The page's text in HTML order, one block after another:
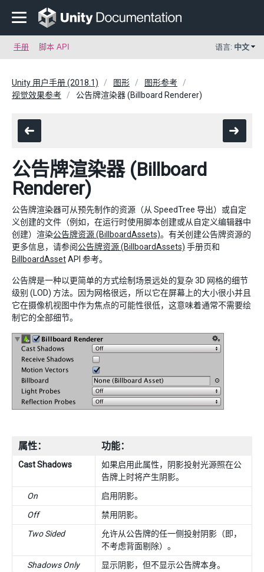
手册 脚本 API 语言: 中文
Unity 用户手册 (2018.1) 图形
图形参考
视觉效果参考
公告牌渲染器 (Billboard Renderer)
公告牌渲染器 (Billboard
Renderer)
公告牌渲染器可从预先制作的资源（从 SpeedTree 导出）或自定
义创建的文件（例如，在运行时使用脚本创建或从自定义编辑器中
创建）渲染公告牌资源 (BillboardAssets)。有关创建公告牌资源的
更多信息，请参阅公告牌资源 (BillboardAssets) 手册页和
BillboardAssetAPI 参考。
公告牌是一种以更简单的方式绘制场景远处的复杂 3D 网格的细节
级别 (LOD) 方法。因为网格很远，所以它在屏幕上的大小很小并且
它在摄像机视图中作为焦点的可能性很低，这意味着通常不需要绘
制它的全部细节。
属性： 功能：
Cast Shadows
如果启用此属性，阴影投射光源照在公
告牌上时将产生阴影。
On
启用阴影。
Off
禁用阴影。
Two Sided
允许从公告牌的任一侧投射阴影（即，
不考虑背面剔除）。
Shadows Only
显示阴影，但不显示公告牌本身。